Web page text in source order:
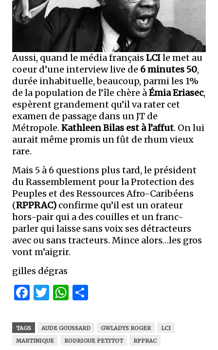
Aussi, quand le média français LCIle met au
coeur d’une interview live de 6 minutes 50,
durée inhabituelle, beaucoup, parmi les 1%
de la population de l’île chère àÉmia Eriasec,
espèrent grandement qu’il va rater cet
examen de passage dans un JT de
Métropole. Kathleen Bilas est à l’affut. On lui
aurait même promis un fût de rhum vieux
rare.
Mais 5 à 6 questions plus tard, le président
du Rassemblement pour la Protection des
Peuples et des Ressources Afro-Caribéens
(RPPRAC) confirme qu’il est un orateur
hors-pair qui a des couilles et un franc-
parler qui laisse sans voix ses détracteurs
avec ou sans tracteurs. Mince alors…les gros
vont m’aigrir.
gilles dégras
Facebook
Twitter
WhatsApp
TAGS AUDE GOUSSARD GWLADYS ROGER
LCI
MARTINIQUE
RODRIGUE PETITOT RPPRAC